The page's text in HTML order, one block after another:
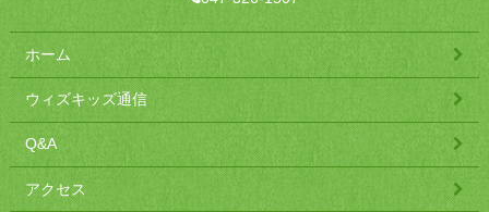
ホーム
ウィズキッズ通信
Q&A
アクセス